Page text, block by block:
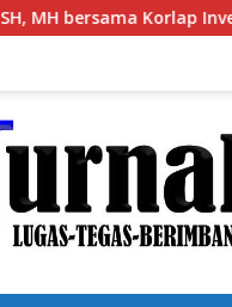
DPP Zamzam, Desak